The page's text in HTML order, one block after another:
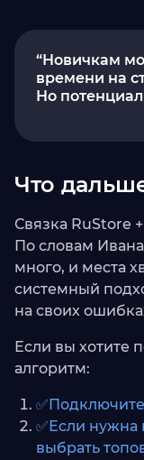
“Новичкам
времени на
Но
Что
Связка RuStore
По словам
много, и места
системный
на своих
Если вы хотите
алгоритм:
✅Если нужна
выбрать